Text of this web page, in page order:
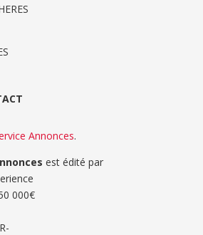
Annonces.
est édité par
000€